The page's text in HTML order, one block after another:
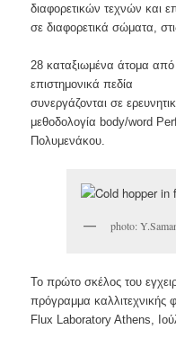
διαφορετικών τεχνών και
σε διαφορετικά σώματα,
28 καταξιωμένα άτομα από
επιστημονικά πεδία
συνεργάζονται σε
μεθοδολογία body/word
Πολυμενάκου.
photo:
Το πρώτο σκέλος του
πρόγραμμα καλλιτεχνικής
Flux Laboratory Athens,